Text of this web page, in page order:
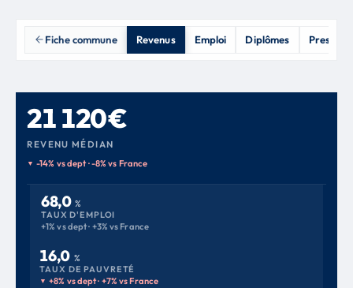
Fiche commune Revenus Emploi Diplômes
21 120 €
REVENU MÉDIAN
-14% vs dept · -8% vs France
68,0 %
TAUX D'EMPLOI
+1% vs dept · +3% vs France
16,0 %
TAUX DE PAUVRETÉ
+8% vs dept · +7% vs France